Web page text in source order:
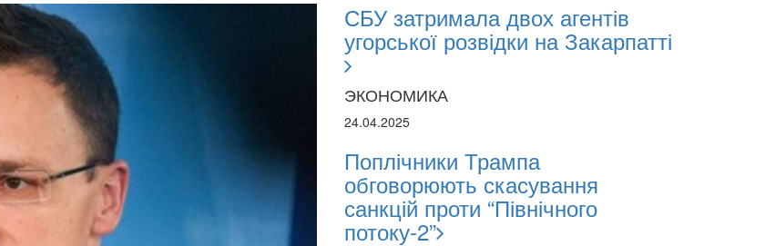
СБУ затримала двох агентів
угорської розвідки на Закарпатті
ЭКОНОМИКА
24.04.2025
Поплічники Трампа
обговорюють скасування
санкцій проти “Північного
потоку-2”